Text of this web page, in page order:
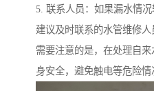
5. 联系人员：如果漏水情况
建议及时联系的水管维修人
需要注意的是，在处理自
身安全，避免触电等危险情